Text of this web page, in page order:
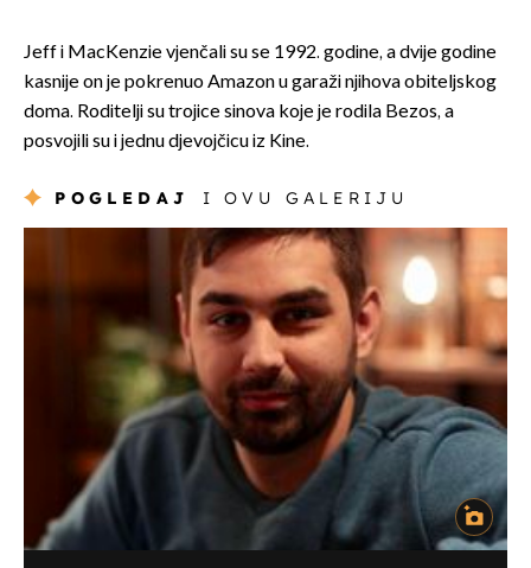
Jeff i MacKenzie vjenčali su se 1992. godine, a dvije godine
kasnije on je pokrenuo Amazon u garaži njihova obiteljskog
doma. Roditelji su trojice sinova koje je rodila Bezos, a
posvojili su i jednu djevojčicu iz Kine.
POGLEDAJ I OVU GALERIJU